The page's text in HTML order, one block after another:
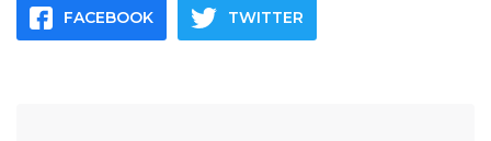
FACEBOOK TWITTER